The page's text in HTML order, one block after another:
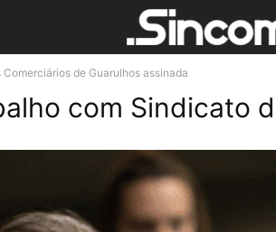
de Guarulhos assinada
com Sindicato